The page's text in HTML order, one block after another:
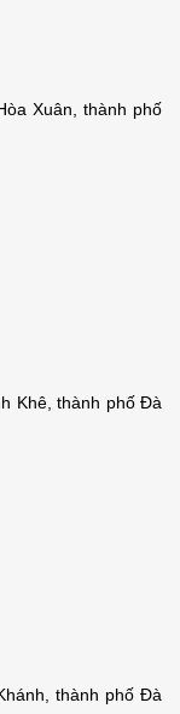
Xuân, thành phố
Khê, thành phố Đà
thành phố Đà